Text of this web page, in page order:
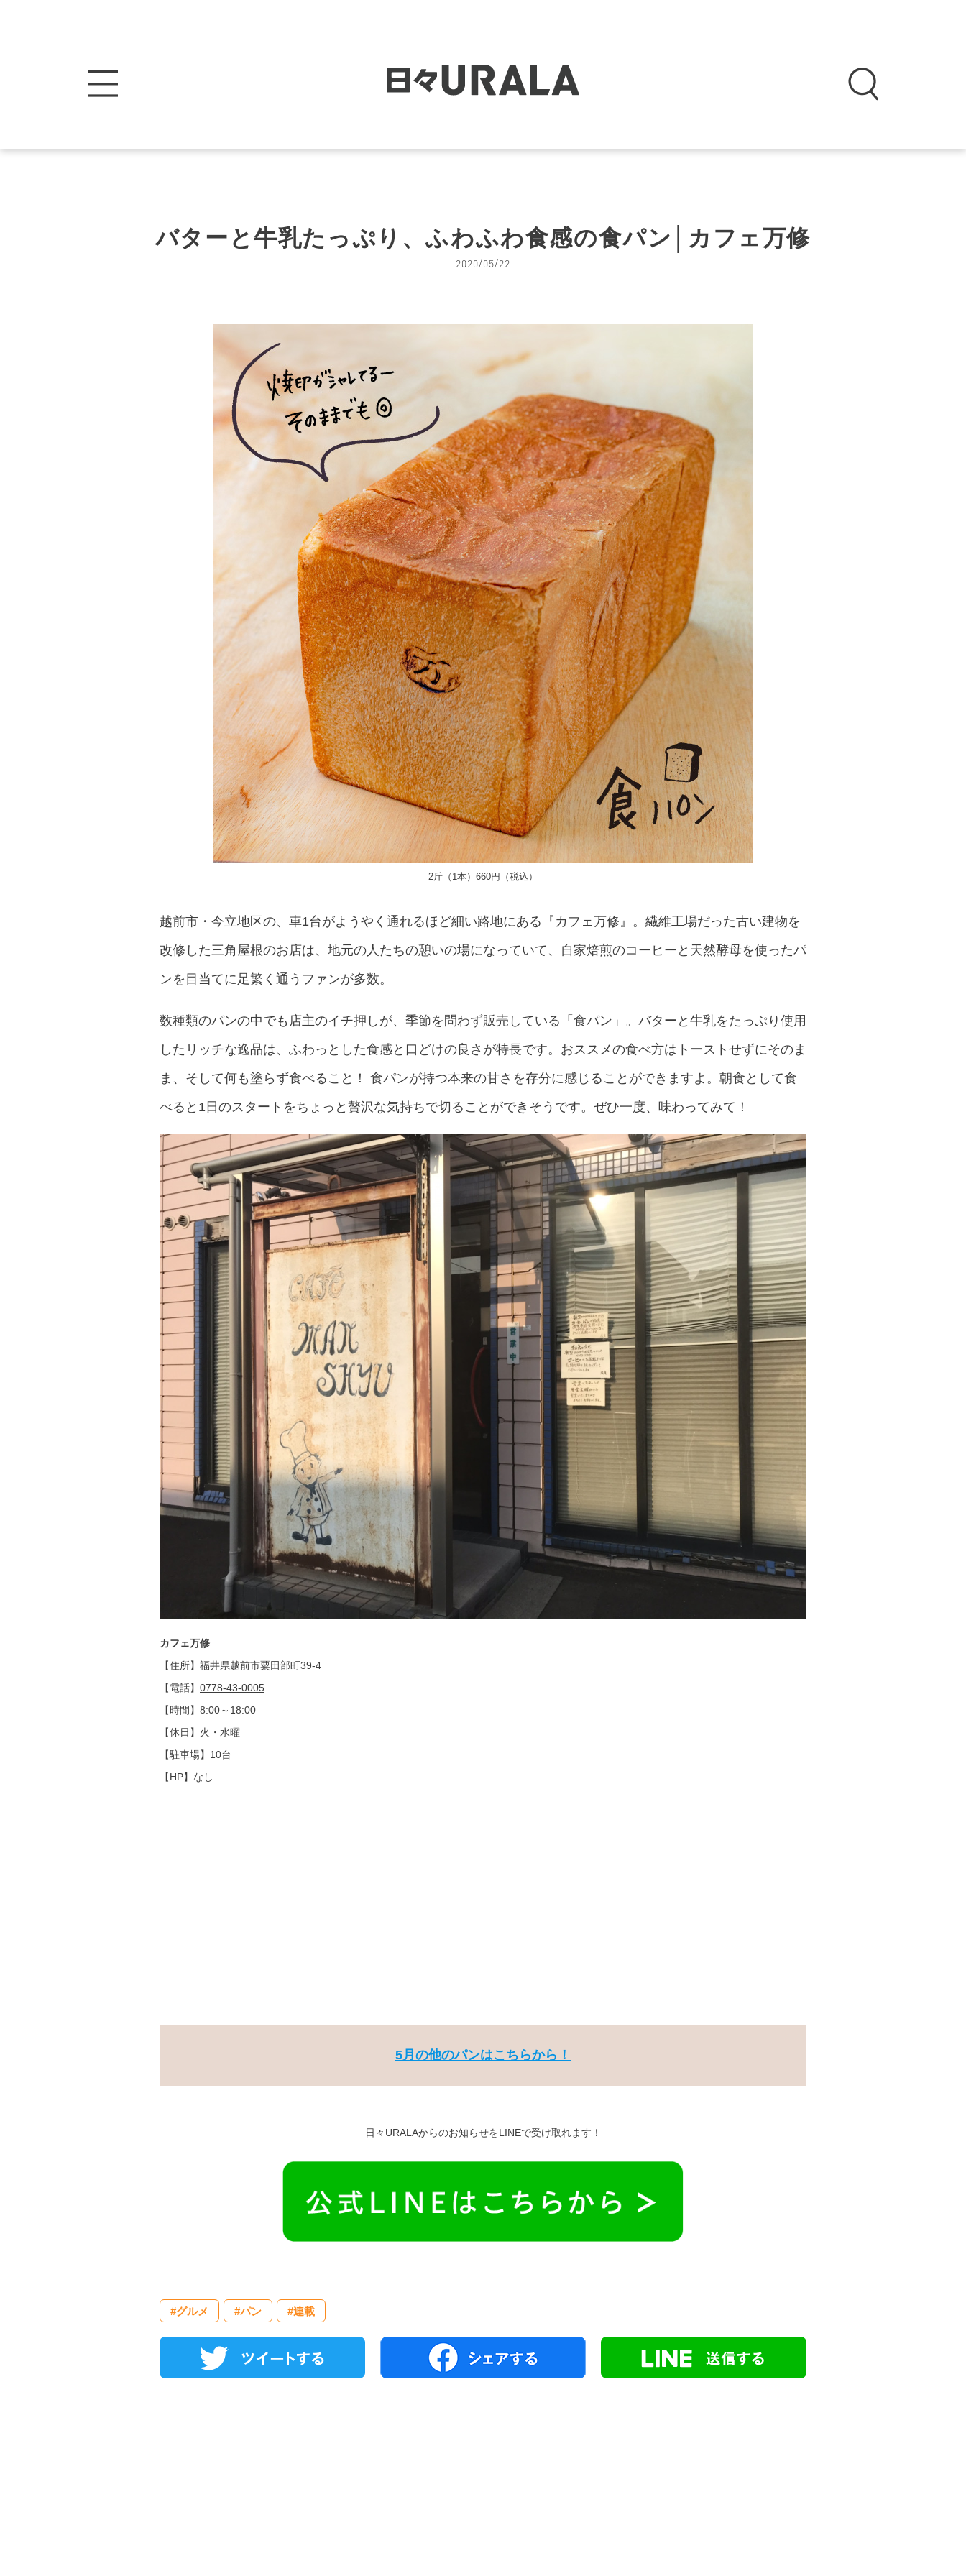
バターと牛乳たっぷり、ふわふわ食感の食パン│カフェ万修
2020/05/22
2斤（1本）660円（税込）
越前市・今立地区の、車1台がようやく通れるほど細い路地にある『カフェ万修』。繊維工場だった古い建物を
改修した三角屋根のお店は、地元の人たちの憩いの場になっていて、自家焙煎のコーヒーと天然酵母を使ったパ
ンを目当てに足繁く通うファンが多数。
数種類のパンの中でも店主のイチ押しが、季節を問わず販売している「食パン」。バターと牛乳をたっぷり使用
したリッチな逸品は、ふわっとした食感と口どけの良さが特長です。おススメの食べ方はトーストせずにそのま
ま、そして何も塗らず食べること！ 食パンが持つ本来の甘さを存分に感じることができますよ。朝食として食
べると1日のスタートをちょっと贅沢な気持ちで切ることができそうです。ぜひ一度、味わってみて！
カフェ万修
【住所】福井県越前市粟田部町39-4
【電話】 0778-43-0005
【時間】8:00～18:00
【休日】火・水曜
【駐車場】10台
【HP】なし
5月の他のパンはこちらから！
日々URALAからのお知らせをLINEで受け取れます！
#グルメ #パン #連載